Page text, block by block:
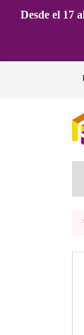
Desde el 17